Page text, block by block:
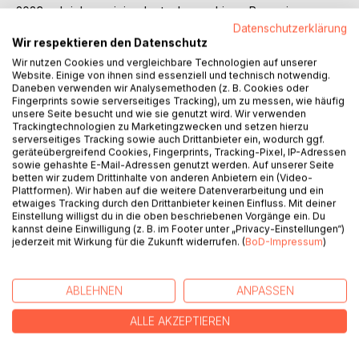
2023 schrieben wir im deutschsprachigen Raum, in
Deutschland, Österreich und der Schweiz, eine politische
Anthologie zum Thema: "Lust, Macht und Wahn - aus dem
prallen Leben des Bürgers" aus.
Dabei fassten wir den Begriff "politisch" sehr weit. Nicht
nur Handlungen im kommunalen Bereich oder innerhalb von
öffentlichen Institutionen (Verein bis Schule), sondern auch
in den privaten Sphären: Haushalt, Familie, innerer Kreis
sollen als politisch gelten - ganz im Sinne des Slogans:
"Das Private ist das Politische" der Frauenbewegung der
1968ger und frühen 1970ger Jahre.
Von der Vielzahl der Beiträge zunächst überrascht,
entschlossen wir uns schon bald, die Anthologie in zwei
Bände aufzuteilen.
Der vorliegende erste Band setzt sich hauptsächlich mit
Der zweite Band ist künstlerischen und philosophischen
Betrachtungen gewidmet.
Datenschutzerklärung
Wir respektieren den Datenschutz
Wir nutzen Cookies und vergleichbare Technologien auf unserer
Website. Einige von ihnen sind essenziell und technisch notwendig.
Daneben verwenden wir Analysemethoden (z. B. Cookies oder
Fingerprints sowie serverseitiges Tracking), um zu messen, wie häufig
unsere Seite besucht und wie sie genutzt wird. Wir verwenden
Trackingtechnologien zu Marketingzwecken und setzen hierzu
serverseitiges Tracking sowie auch Drittanbieter ein, wodurch ggf.
geräteübergreifend Cookies, Fingerprints, Tracking-Pixel, IP-Adressen
sowie gehashte E-Mail-Adressen genutzt werden. Auf unserer Seite
betten wir zudem Drittinhalte von anderen Anbietern ein (Video-
Plattformen). Wir haben auf die weitere Datenverarbeitung und ein
etwaiges Tracking durch den Drittanbieter keinen Einfluss. Mit deiner
Einstellung willigst du in die oben beschriebenen Vorgänge ein. Du
kannst deine Einwilligung (z. B. im Footer unter „Privacy-Einstellungen“)
jederzeit mit Wirkung für die Zukunft widerrufen. (BoD-Impressum)
ABLEHNEN ANPASSEN
ALLE AKZEPTIEREN